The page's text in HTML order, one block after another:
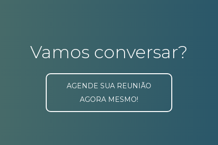
Vamos conversar?
AGENDE SUA REUNIÃO
AGORA MESMO!